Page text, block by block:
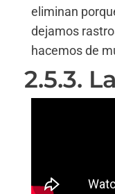
eliminan
dejamos
hacemos de
2.5.3.